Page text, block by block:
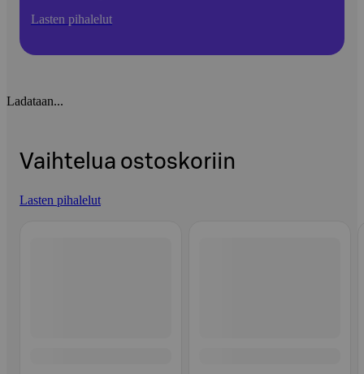
Lasten pihalelut
Ladataan...
Vaihtelua ostoskoriin
Lasten pihalelut